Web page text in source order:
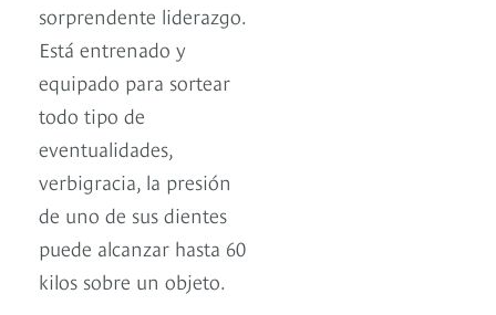
sorprendente liderazgo.
Está entrenado y
equipado para sortear
todo tipo de
eventualidades,
verbigracia, la presión
de uno de sus dientes
puede alcanzar hasta 60
kilos sobre un objeto.